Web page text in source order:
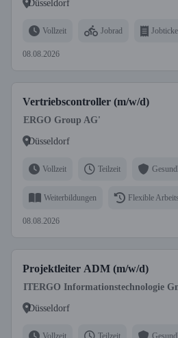
Düsseldorf
Vollzeit Jobrad
08.08.2026
Vertriebscontroller (m/w/d)
ERGO Group AG'
Düsseldorf
Vollzeit Teilzeit
Weiterbildungen Flexible
08.08.2026
Projektleiter ADM (m/w/d)
ITERGO Informationstechnologie
Düsseldorf
Vollzeit Teilzeit